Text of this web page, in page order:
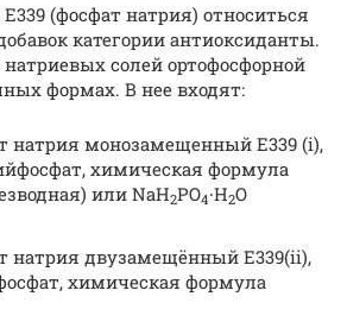
(фосфат натрия) относиться
категории антиоксиданты.
солей ортофосфорной
формах. В нее входят:
натрия монозамещенный Е339 (i),
химическая формула
или NaH2PO4∙H2O
натрия двузамещённый Е339(ii),
химическая формула